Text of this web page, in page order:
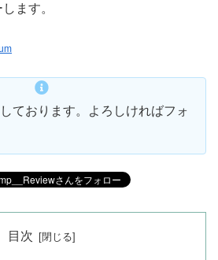
ます。
ております。よろしければフォ
目次